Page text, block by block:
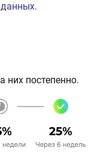
них постепенно.